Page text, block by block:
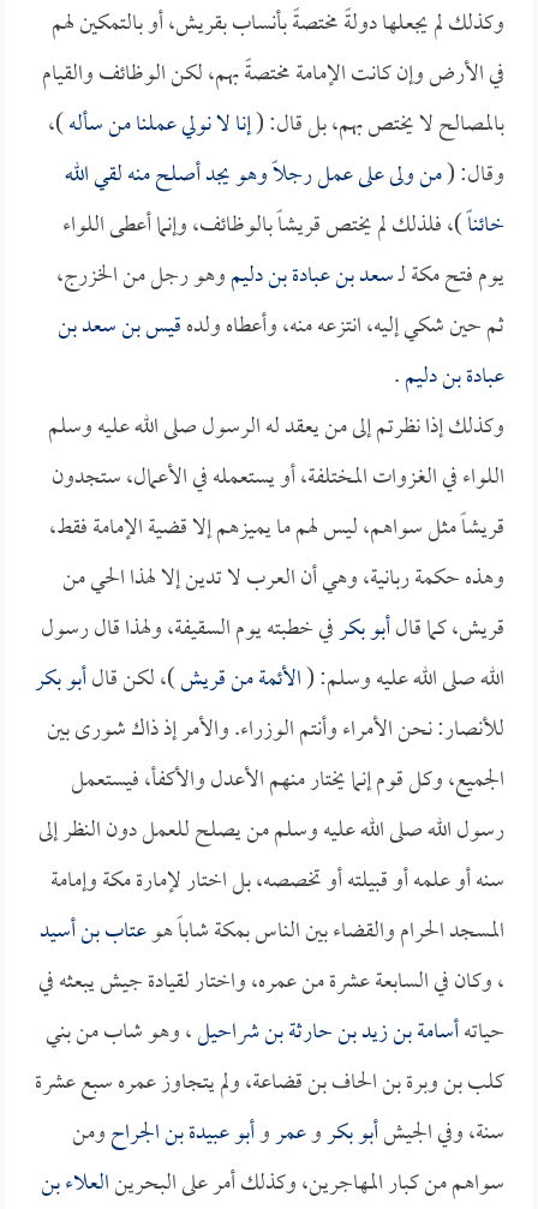
وكذلك لم يجعلها دولةً مختصةً بأنساب بقريش، أو بالتمكين لهم
في الأرض وإن كانت الإمامة مختصةً بهم، لكن الوظائف والقيام
بالمصالح لا يختص بهم، بل قال: (إنا لا نولي عملنا من سأله)،
وقال: (من ولى على عمل رجلاً وهو يجد أصلح منه لقي الله
خائناً)، فلذلك لم يختص قريشاً بالوظائف، وإنما أعطى اللواء
يوم فتح مكة لـسعد بن عبادة بن دليموهو رجل من الخزرج،
ثم حين شكي إليه، انتزعه منه، وأعطاه ولدهقيس بن سعد بن
عبادة بن دليم.
وكذلك إذا نظرتم إلى من يعقد له الرسول صلى الله عليه وسلم
اللواء في الغزوات المختلفة، أو يستعمله في الأعمال، ستجدون
قريشاً مثل سواهم، ليس لهم ما يميزهم إلا قضية الإمامة فقط،
وهذه حكمة ربانية، وهي أن العرب لا تدين إلا لهذا الحي من
قريش، كما قالأبو بكرفي خطبته يوم السقيفة، ولهذا قال رسول
الله صلى الله عليه وسلم: (الأئمة من قريش)، لكن قالأبو بكر
للأنصار: نحن الأمراء وأنتم الوزراء. والأمر إذ ذاك شورى بين
الجميع، وكل قوم إنما يختار منهم الأعدل والأكفأ، فيستعمل
رسول الله صلى الله عليه وسلم من يصلح للعمل دون النظر إلى
سنه أو علمه أو قبيلته أو تخصصه، بل اختار لإمارة مكة وإمامة
المسجد الحرام والقضاء بين الناس بمكة شاباً هوعتاب بن أسيد
، وكان في السابعة عشرة من عمره، واختار لقيادة جيش يبعثه في
حياتهأسامة بن زيد بن حارثة بن شراحيل، وهو شاب من بني
كلب بن وبرة بن الحاف بن قضاعة، ولم يتجاوز عمره سبع عشرة
سنة، وفي الجيشأبو بكروعمروأبو عبيدة بن الجراحومن
سواهم من كبار المهاجرين، وكذلك أمر على البحرينالعلاء بن